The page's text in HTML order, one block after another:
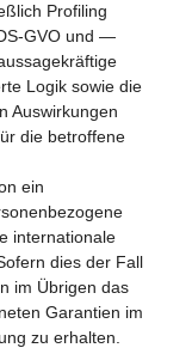
Profiling
GVO und —
Logik sowie die
Auswirkungen
die betroffene
ein
internationale
dies der Fall
im Übrigen das
Garantien im
zu erhalten.